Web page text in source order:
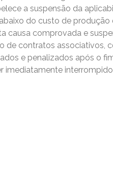
a suspensão da
do custo de
causa comprovada e
de contratos associativos,
e penalizados após o
imediatamente